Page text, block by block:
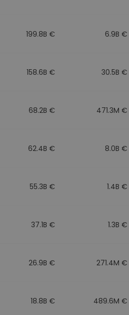
199.8B € 6.9B €
158.6B € 30.5B €
68.2B € 471.3M €
62.4B € 8.0B €
55.3B € 1.4B €
37.1B € 1.3B €
26.9B € 271.4M €
18.8B € 489.6M €